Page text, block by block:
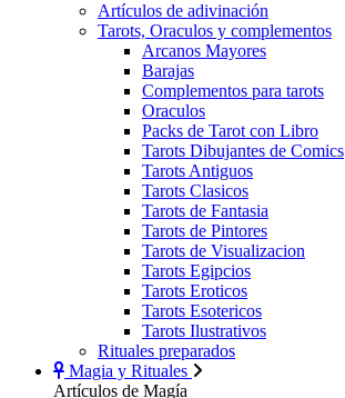
Artículos de adivinación
Tarots, Oraculos y complementos
Arcanos Mayores
Barajas
Complementos para tarots
Oraculos
Packs de Tarot con Libro
Tarots Dibujantes de Comics
Tarots Antiguos
Tarots Clasicos
Tarots de Fantasia
Tarots de Pintores
Tarots de Visualizacion
Tarots Egipcios
Tarots Eroticos
Tarots Esotericos
Tarots Ilustrativos
Rituales preparados
Magia y Rituales
Artículos de Magía